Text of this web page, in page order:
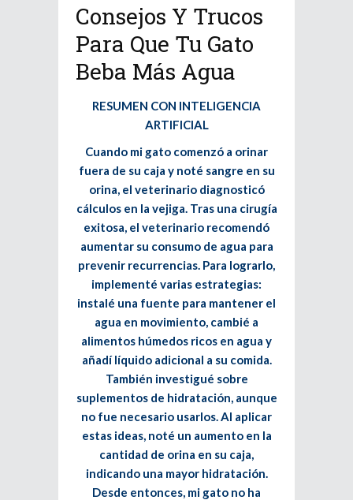
Consejos Y Trucos
Para Que Tu Gato
Beba Más Agua
RESUMEN CON INTELIGENCIA
ARTIFICIAL
Cuando mi gato comenzó a orinar
fuera de su caja y noté sangre en su
orina, el veterinario diagnosticó
cálculos en la vejiga. Tras una cirugía
exitosa, el veterinario recomendó
aumentar su consumo de agua para
prevenir recurrencias. Para lograrlo,
implementé varias estrategias:
instalé una fuente para mantener el
agua en movimiento, cambié a
alimentos húmedos ricos en agua y
añadí líquido adicional a su comida.
También investigué sobre
suplementos de hidratación, aunque
no fue necesario usarlos. Al aplicar
estas ideas, noté un aumento en la
cantidad de orina en su caja,
indicando una mayor hidratación.
Desde entonces, mi gato no ha